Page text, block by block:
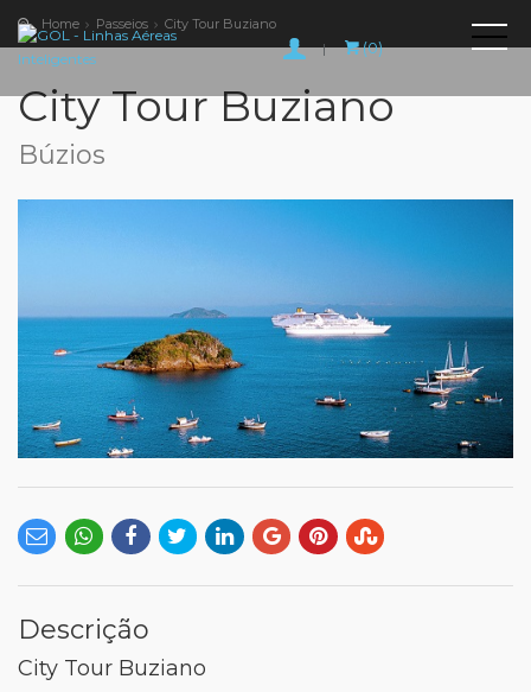
| (0)
Home Passeios City Tour Buziano
City Tour Buziano
Búzios
Descrição
City Tour Buziano